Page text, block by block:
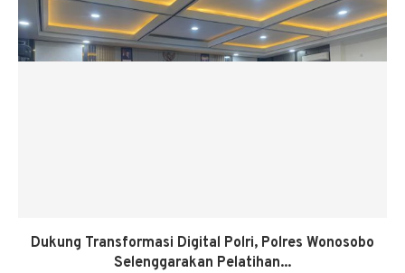
Dukung Transformasi Digital Polri, Polres Wonosobo
Selenggarakan Pelatihan...